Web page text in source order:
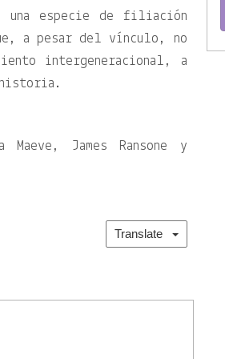
una especie de filiación
a pesar del vínculo, no
intergeneracional, a
Maeve, James Ransone y
Translate